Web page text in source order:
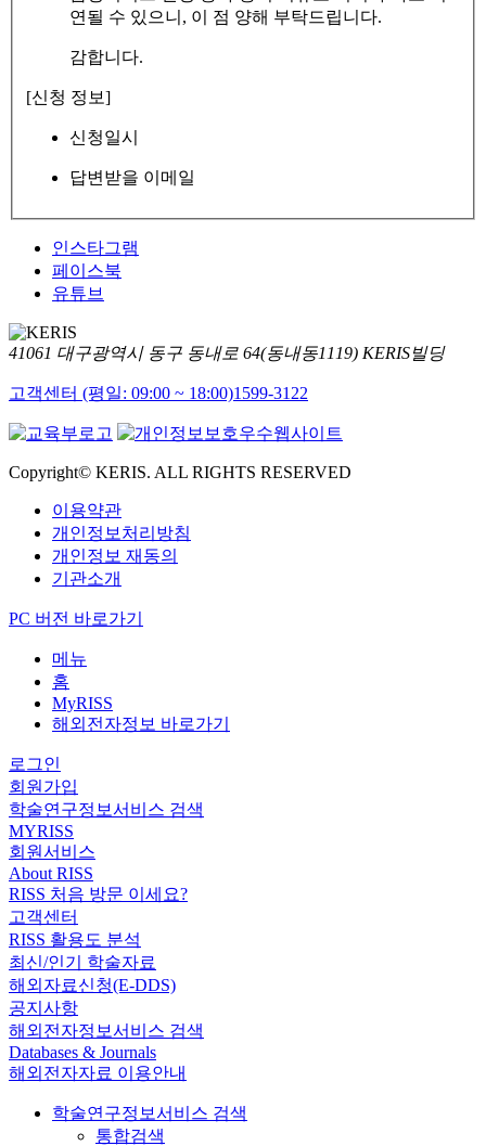
연될 수 있으니, 이 점 양해 부탁드립니다.
감합니다.
[신청 정보]
신청일시
답변받을 이메일
인스타그램
페이스북
유튜브
41061 대구광역시 동구 동내로 64(동내동1119) KERIS빌딩
고객센터 (평일: 09:00 ~ 18:00)1599-3122
Copyright© KERIS. ALL RIGHTS RESERVED
이용약관
개인정보처리방침
개인정보 재동의
기관소개
PC 버전 바로가기
메뉴
홈
MyRISS
해외전자정보 바로가기
로그인
회원가입
학술연구정보서비스 검색
MYRISS
회원서비스
About RISS
RISS 처음 방문 이세요?
고객센터
RISS 활용도 분석
최신/인기 학술자료
해외자료신청(E-DDS)
공지사항
해외전자정보서비스 검색
Databases & Journals
해외전자자료 이용안내
학술연구정보서비스 검색
통합검색